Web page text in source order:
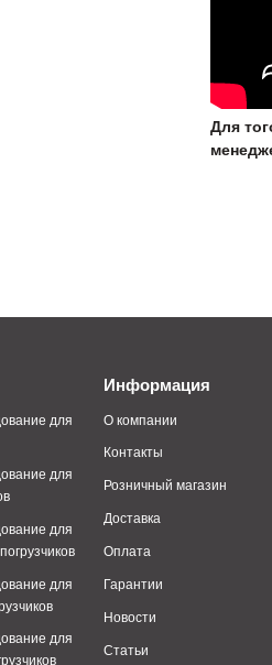
Для
для
для
для
для
для
Информация
О компании
Контакты
Розничный магазин
Доставка
Оплата
Гарантии
Новости
Статьи